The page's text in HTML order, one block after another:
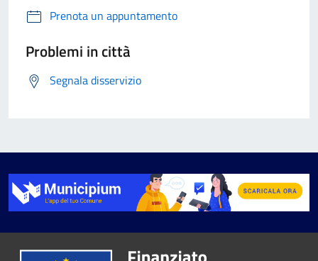
Prenota un appuntamento
Problemi in città
Segnala disservizio